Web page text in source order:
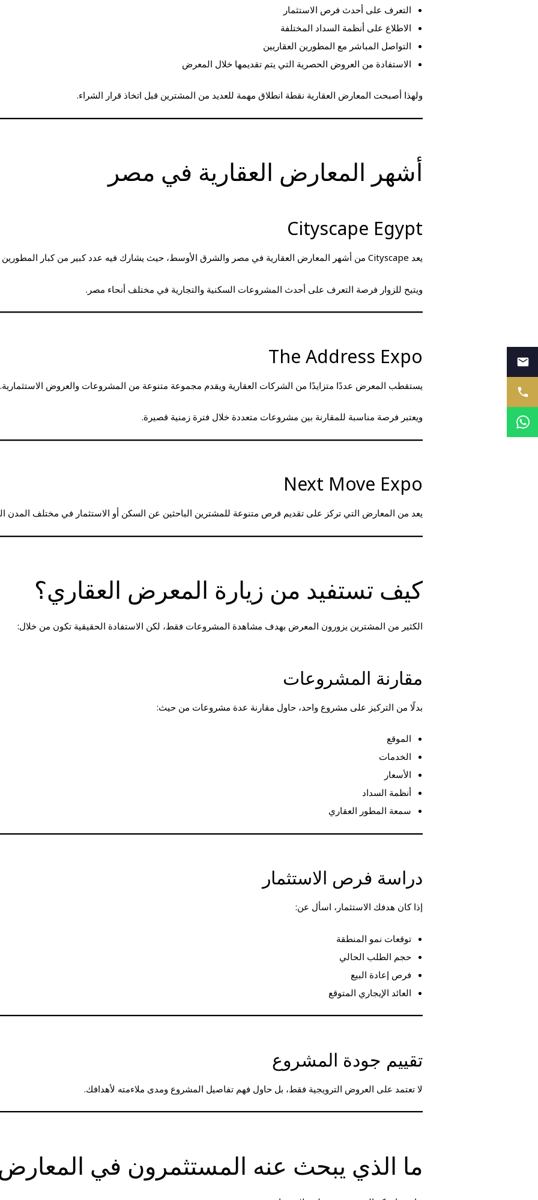
التعرف على أحدث فرص الاستثمار
الاطلاع على أنظمة السداد المختلفة
التواصل المباشر مع المطورين العقاريين
الاستفادة من العروض الحصرية التي يتم تقديمها خلال المعرض
ولهذا أصبحت المعارض العقارية نقطة انطلاق مهمة للعديد من المشترين قبل اتخاذ قرار الشراء.
أشهر المعارض العقارية في مصر
Cityscape Egypt
يعد Cityscape من أشهر المعارض العقارية في مصر والشرق الأوسط، حيث يشارك فيه عدد كبير من كبار المطورين العقاريين.
ويتيح للزوار فرصة التعرف على أحدث المشروعات السكنية والتجارية في مختلف أنحاء مصر.
The Address Expo
يستقطب المعرض عددًا متزايدًا من الشركات العقارية ويقدم مجموعة متنوعة من المشروعات والعروض الاستثمارية.
ويعتبر فرصة مناسبة للمقارنة بين مشروعات متعددة خلال فترة زمنية قصيرة.
Next Move Expo
يعد من المعارض التي تركز على تقديم فرص متنوعة للمشترين الباحثين عن السكن أو الاستثمار في مختلف المدن
كيف تستفيد من زيارة المعرض العقاري؟
الكثير من المشترين يزورون المعرض بهدف مشاهدة المشروعات فقط، لكن الاستفادة الحقيقية تكون من خلال:
مقارنة المشروعات
بدلًا من التركيز على مشروع واحد، حاول مقارنة عدة مشروعات من حيث:
الموقع
الخدمات
الأسعار
أنظمة السداد
سمعة المطور العقاري
دراسة فرص الاستثمار
إذا كان هدفك الاستثمار، اسأل عن:
توقعات نمو المنطقة
حجم الطلب الحالي
فرص إعادة البيع
العائد الإيجاري المتوقع
تقييم جودة المشروع
لا تعتمد على العروض الترويجية فقط، بل حاول فهم تفاصيل المشروع ومدى ملاءمته لأهدافك.
ما الذي يبحث عنه المستثمرون في المعارض